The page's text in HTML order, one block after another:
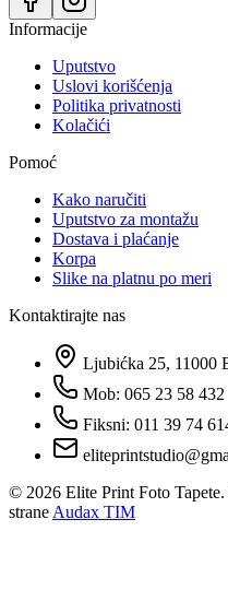
Informacije
Uputstvo
Uslovi korišćenja
Politika privatnosti
Kolačići
Pomoć
Kako naručiti
Uputstvo za montažu
Dostava i plaćanje
Korpa
Slike na platnu po meri
Kontaktirajte nas
Ljubićka 25, 11000
Mob: 065 23 58 432
Fiksni: 011 39 74
© 2026 Elite Print Foto
strane Audax TIM